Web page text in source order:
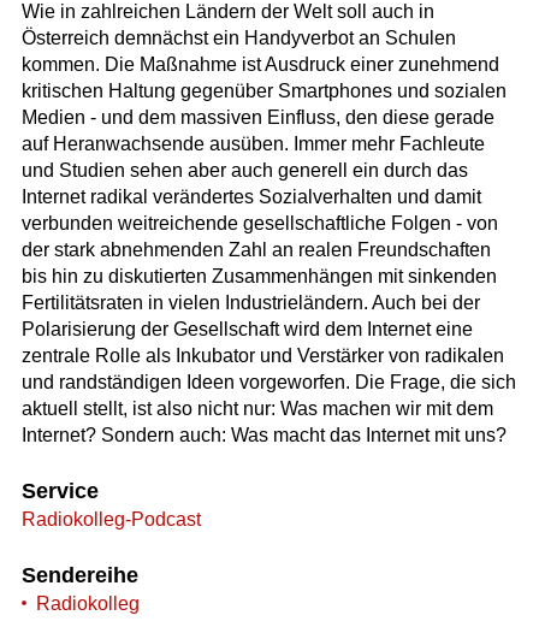
Wie in zahlreichen Ländern der Welt soll auch in
Österreich demnächst ein Handyverbot an Schulen
kommen. Die Maßnahme ist Ausdruck einer zunehmend
kritischen Haltung gegenüber Smartphones und sozialen
Medien - und dem massiven Einfluss, den diese gerade
auf Heranwachsende ausüben. Immer mehr Fachleute
und Studien sehen aber auch generell ein durch das
Internet radikal verändertes Sozialverhalten und damit
verbunden weitreichende gesellschaftliche Folgen - von
der stark abnehmenden Zahl an realen Freundschaften
bis hin zu diskutierten Zusammenhängen mit sinkenden
Fertilitätsraten in vielen Industrieländern. Auch bei der
Polarisierung der Gesellschaft wird dem Internet eine
zentrale Rolle als Inkubator und Verstärker von radikalen
und randständigen Ideen vorgeworfen. Die Frage, die sich
aktuell stellt, ist also nicht nur: Was machen wir mit dem
Internet? Sondern auch: Was macht das Internet mit uns?
Service
Radiokolleg-Podcast
Sendereihe
Radiokolleg